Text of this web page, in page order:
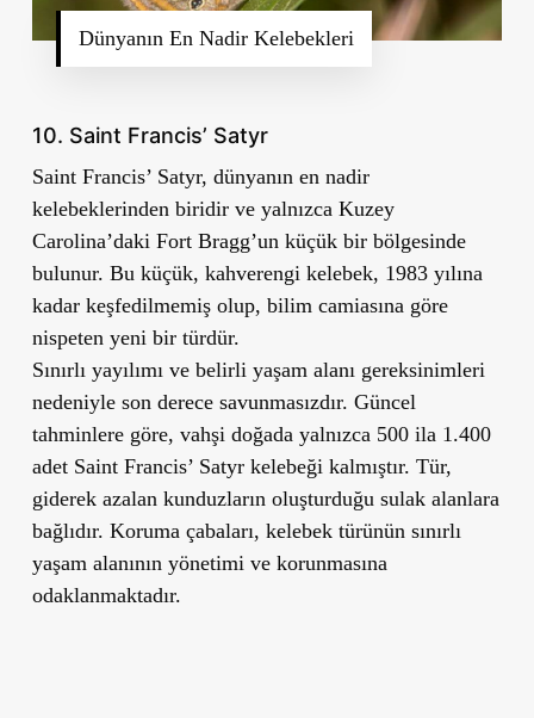
Dünyanın En Nadir Kelebekleri
10. Saint Francis’ Satyr
Saint Francis’ Satyr, dünyanın en nadir
kelebeklerinden biridir ve yalnızca Kuzey
Carolina’daki Fort Bragg’un küçük bir bölgesinde
bulunur. Bu küçük, kahverengi kelebek, 1983 yılına
kadar keşfedilmemiş olup, bilim camiasına göre
nispeten yeni bir türdür.
Sınırlı yayılımı ve belirli yaşam alanı gereksinimleri
nedeniyle son derece savunmasızdır. Güncel
tahminlere göre, vahşi doğada yalnızca 500 ila 1.400
adet Saint Francis’ Satyr kelebeği kalmıştır. Tür,
giderek azalan kunduzların oluşturduğu sulak alanlara
bağlıdır. Koruma çabaları, kelebek türünün sınırlı
yaşam alanının yönetimi ve korunmasına
odaklanmaktadır.